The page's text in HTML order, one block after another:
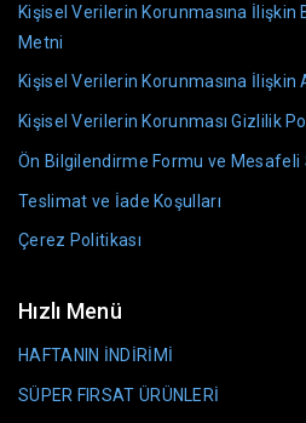
Kişisel Verilerin Korunmasına İlişkin
Metni
Kişisel Verilerin Korunmasına İlişkin
Kişisel Verilerin Korunması Gizlilik
Ön Bilgilendirme Formu ve Mesafeli
Teslimat ve İade Koşulları
Çerez Politikası
Hızlı Menü
HAFTANIN İNDİRİMİ
SÜPER FIRSAT ÜRÜNLERİ